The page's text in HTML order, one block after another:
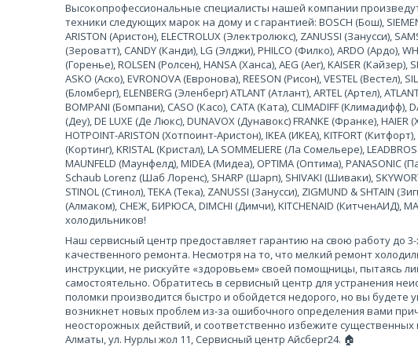
Высокопрофессиональные специалисты нашей компании
техники следующих марок на дому и с гарантией: BOSCH (Бош),
ARISTON (Аристон), ELECTROLUX (Электролюкс), ZANUSSI (Занусси),
(Зероватт), CANDY (Канди), LG (Элджи), PHILCO (Филко), ARDO (Ардо),
(Горенье), ROLSEN (Ролсен), HANSA (Ханса), AEG (Аег), KAISER (Кайзер),
ASKO (Аско), EVRONOVA (Евронова), REESON (Рисон), VESTEL (Вестел),
(Бломберг), ELENBERG (Эленберг) ATLANT (Атлант), ARTEL (Артел),
BOMPANI (Бомпани), CASO (Касо), CATA (Ката), CLIMADIFF (Климадифф),
(Деу), DE LUXE (Де Люкс), DUNAVOX (Дунавокс) FRANKE (Франке), HAIER
HOTPOINT-ARISTON (Хотпоинт-Аристон), IKEA (ИКЕА), KITFORT
(Кортинг), KRISTAL (Кристал), LA SOMMELIERE (Ла Сомельере),
MAUNFELD (Маунфелд), MIDEA (Мидеа), OPTIMA (Оптима), PANASONIC
Schaub Lorenz (Шаб Лоренс), SHARP (Шарп), SHIVAKI (Шиваки),
STINOL (Стинол), TEKA (Тека), ZANUSSI (Занусси), ZIGMUND & SHTAIN
(Алмаком), СНЕЖ, БИРЮСА, DIMCHI (Димчи), KITCHENAID (КитченАИД),
холодильников!
Наш сервисный центр предоставляет гарантию на свою работу до 3-
качественного ремонта. Несмотря на то, что мелкий ремонт
инструкции, не рискуйте «здоровьем» своей помощницы, пытаясь
самостоятельно. Обратитесь в сервисный центр для устранения
поломки производится быстро и обойдется недорого, но вы будете
возникнет новых проблем из-за ошибочного определения вами
неосторожных действий, и соответственно избежите существенных
Алматы, ул. Нурлы жол 11, Сервисный центр Айсберг24. 🏠